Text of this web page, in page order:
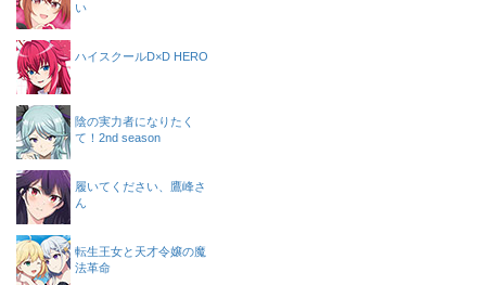
い
ハイスクールD×D HERO
陰の実力者になりたく
て！2nd season
履いてください、鷹峰さ
ん
転生王女と天才令嬢の魔
法革命